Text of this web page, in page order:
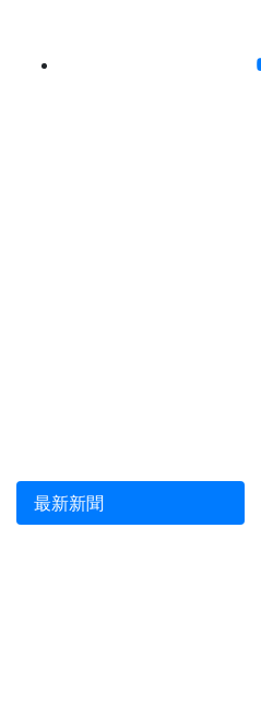
最新新聞